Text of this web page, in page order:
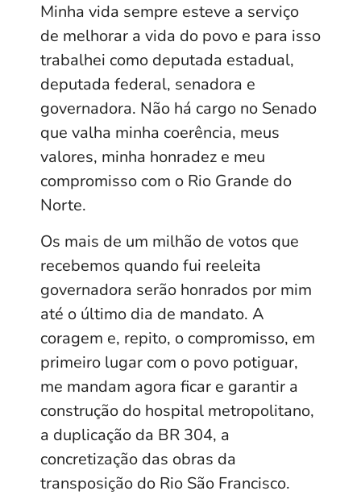
Minha vida sempre esteve a serviço
de melhorar a vida do povo e para isso
trabalhei como deputada estadual,
deputada federal, senadora e
governadora. Não há cargo no Senado
que valha minha coerência, meus
valores, minha honradez e meu
compromisso com o Rio Grande do
Norte.
Os mais de um milhão de votos que
recebemos quando fui reeleita
governadora serão honrados por mim
até o último dia de mandato. A
coragem e, repito, o compromisso, em
primeiro lugar com o povo potiguar,
me mandam agora ficar e garantir a
construção do hospital metropolitano,
a duplicação da BR 304, a
concretização das obras da
transposição do Rio São Francisco.